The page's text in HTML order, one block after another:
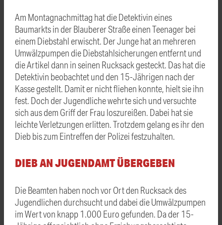
Am Montagnachmittag hat die Detektivin eines
Baumarkts in der Blauberer Straße einen Teenager bei
einem Diebstahl erwischt. Der Junge hat an mehreren
Umwälzpumpen die Diebstahlsicherungen entfernt und
die Artikel dann in seinen Rucksack gesteckt. Das hat die
Detektivin beobachtet und den 15-Jährigen nach der
Kasse gestellt. Damit er nicht fliehen konnte, hielt sie ihn
fest. Doch der Jugendliche wehrte sich und versuchte
sich aus dem Griff der Frau loszureißen. Dabei hat sie
leichte Verletzungen erlitten. Trotzdem gelang es ihr den
Dieb bis zum Eintreffen der Polizei festzuhalten.
DIEB AN JUGENDAMT ÜBERGEBEN
Die Beamten haben noch vor Ort den Rucksack des
Jugendlichen durchsucht und dabei die Umwälzpumpen
im Wert von knapp 1.000 Euro gefunden. Da der 15-